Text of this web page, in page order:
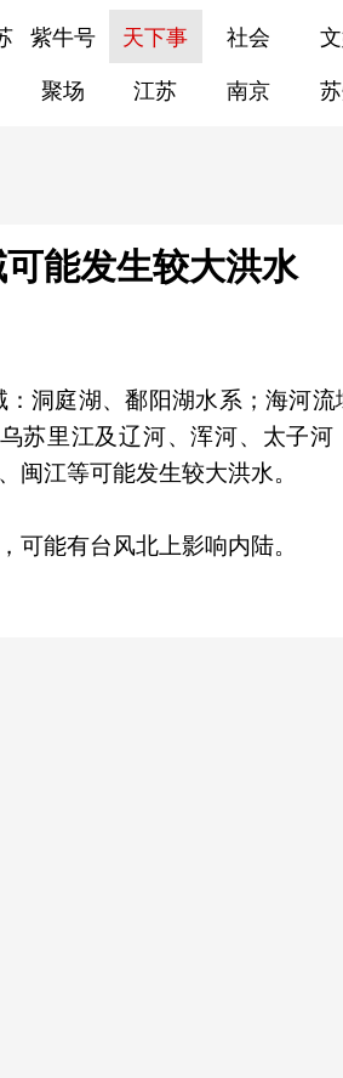
紫牛号 天下事 社会
聚场 江苏 南京
能发生较大洪水
洞庭湖、鄱阳湖水系；海河流
苏里江及辽河、浑河、太子河
闽江等可能发生较大洪水。
可能有台风北上影响内陆。